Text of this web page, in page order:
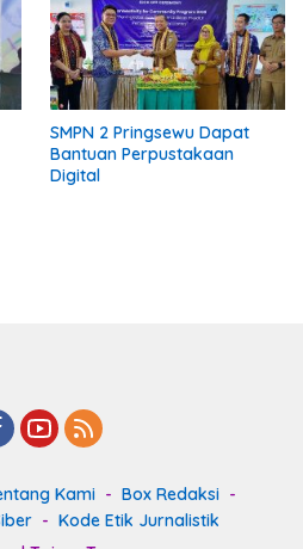
SMPN 2 Pringsewu Dapat
Bantuan Perpustakaan
Digital
Kami
Box Redaksi
Kode Etik Jurnalistik